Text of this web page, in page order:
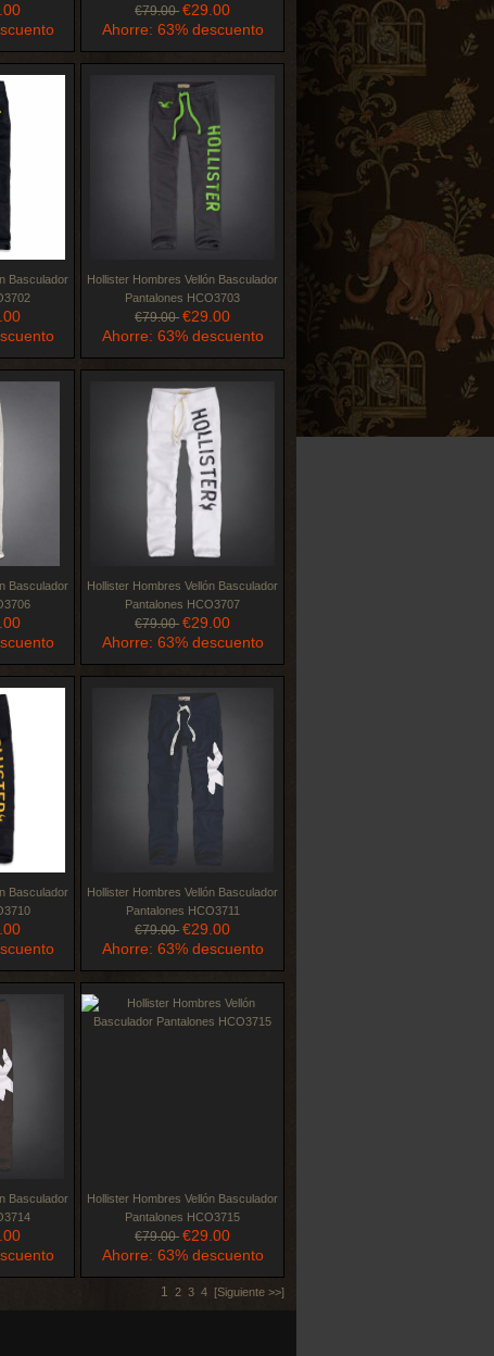
€79.00 €29.00
Ahorre: 63% descuento
Basculador
Hollister Hombres Vellón Basculador
Pantalones HCO3703
€79.00 €29.00
Ahorre: 63% descuento
Basculador
Hollister Hombres Vellón Basculador
Pantalones HCO3707
€79.00 €29.00
Ahorre: 63% descuento
Basculador
Hollister Hombres Vellón Basculador
Pantalones HCO3711
€79.00 €29.00
Ahorre: 63% descuento
Basculador
Hollister Hombres Vellón Basculador
Pantalones HCO3715
€79.00 €29.00
Ahorre: 63% descuento
1 2 3 4 [Siguiente >>]